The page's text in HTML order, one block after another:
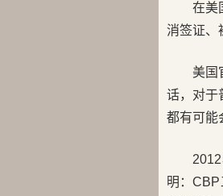
在美
消签证、
美国
话，对于
都有可能
明：